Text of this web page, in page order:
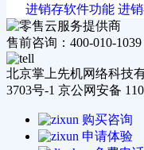
进销存软件功能 进
售前咨询：400-010-1039
北京掌上先机网络科技
3703号-1 京公网安备
购买咨询
申请体验